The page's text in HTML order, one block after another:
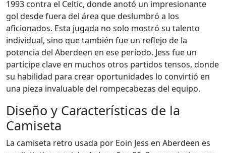
1993 contra el Celtic, donde anotó un impresionante
gol desde fuera del área que deslumbró a los
aficionados. Esta jugada no solo mostró su talento
individual, sino que también fue un reflejo de la
potencia del Aberdeen en ese período. Jess fue un
partícipe clave en muchos otros partidos tensos, donde
su habilidad para crear oportunidades lo convirtió en
una pieza invaluable del rompecabezas del equipo.
Diseño y Características de la
Camiseta
La camiseta retro usada por Eoin Jess en Aberdeen es